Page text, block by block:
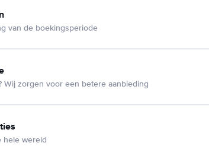
van de boekingsperiode
Wij zorgen voor een betere aanbieding
hele wereld